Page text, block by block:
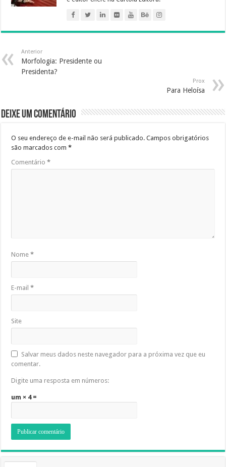
Anterior
Morfologia: Presidente ou
Presidenta?
Prox
Para Heloísa
Deixe um comentário
O seu endereço de e-mail não será publicado. Campos obrigatórios
são marcados com*
Comentário*
Nome*
E-mail*
Site
Salvar meus dados neste navegador para a próxima vez que eu
comentar.
Digite uma resposta em números:
um × 4 =